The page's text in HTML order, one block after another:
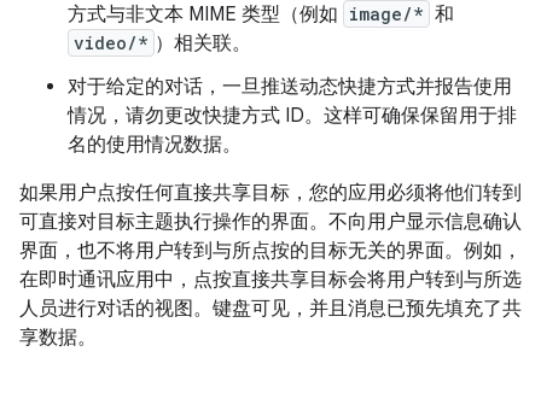
方式与非文本 MIME 类型（例如 image/* 和
video/* ）相关联。
对于给定的对话，一旦推送动态快捷方式并报告使用
情况，请勿更改快捷方式 ID。这样可确保保留用于排
名的使用情况数据。
如果用户点按任何直接共享目标，您的应用必须将他们转到
可直接对目标主题执行操作的界面。不向用户显示信息确认
界面，也不将用户转到与所点按的目标无关的界面。例如，
在即时通讯应用中，点按直接共享目标会将用户转到与所选
人员进行对话的视图。键盘可见，并且消息已预先填充了共
享数据。